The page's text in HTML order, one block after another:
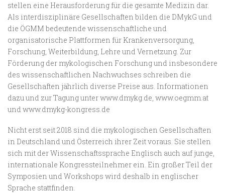
stellen eine Herausforderung für die gesamte Medizin dar.
Als interdisziplinäre Gesellschaften bilden die DMykG und
die ÖGMM bedeutende wissenschaftliche und
organisatorische Plattformen für Krankenversorgung,
Forschung, Weiterbildung, Lehre und Vernetzung. Zur
Förderung der mykologischen Forschung und insbesondere
des wissenschaftlichen Nachwuchses schreiben die
Gesellschaften jährlich diverse Preise aus. Informationen
dazu und zur Tagung unter www.dmykg.de, www.oegmm.at
und www.dmykg-kongress.de
Nicht erst seit 2018 sind die mykologischen Gesellschaften
in Deutschland und Österreich ihrer Zeit voraus. Sie stellen
sich mit der Wissenschaftssprache Englisch auch auf junge,
internationale Kongressteilnehmer ein. Ein großer Teil der
Symposien und Workshops wird deshalb in englischer
Sprache stattfinden.